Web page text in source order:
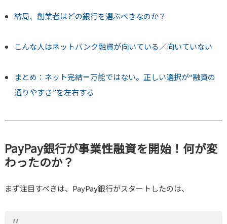
結局、創業者はどの銀行を選ぶべきなのか？
こんな人はネットバンク融資が向いている／向いていない
まとめ：ネット完結＝万能ではない。正しい選択が“融資の
通りやすさ”を左右する
PayPay銀行が事業性融資を開始！何が変
わったのか？
まず注目すべきは、PayPay銀行がスタートしたのは、